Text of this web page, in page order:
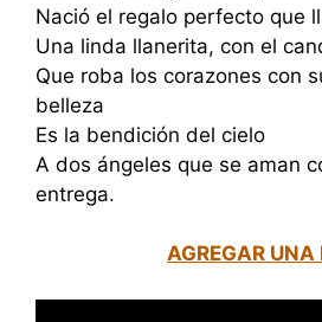
Nació el regalo perfecto que
Una linda llanerita, con el
Que roba los corazones con
belleza
Es la bendición del cielo
A dos ángeles que se aman
entrega.
AGREGAR